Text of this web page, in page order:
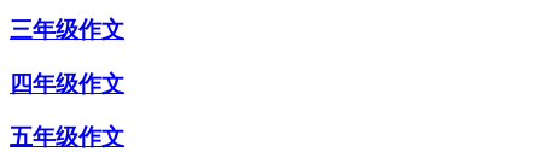
三年级作文
四年级作文
五年级作文